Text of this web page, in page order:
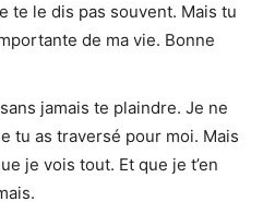
te le dis pas souvent. Mais tu
de ma vie. Bonne
jamais te plaindre. Je ne
tu as traversé pour moi. Mais
je vois tout. Et que je t’en